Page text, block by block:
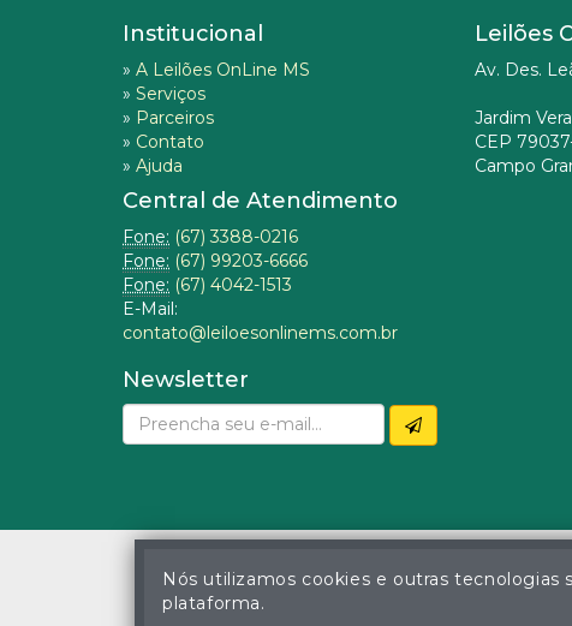
Institucional
» A Leilões OnLine MS
» Serviços
» Parceiros
» Contato
» Ajuda
Central de Atendimento
Fone: (67) 3388-0216
Fone: (67) 99203-6666
Fone: (67) 4042-1513
E-Mail:
contato@leiloesonlinems.com.br
Newsletter
Leilões
Av. Des.
Jardim
CEP
Campo
© Gustavo Correa Pereira
Nós utilizamos cookies e outras tecnologias
plataforma.